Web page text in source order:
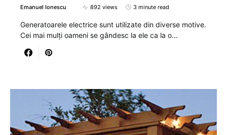
Emanuel Ionescu 892 views 3 minute read
Generatoarele electrice sunt utilizate din diverse motive.
Cei mai mulți oameni se gândesc la ele ca la o…